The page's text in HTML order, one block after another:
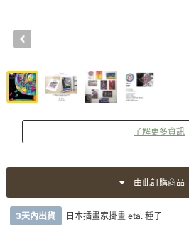
了解更多資訊
由此訂購商品
3天內出貨 日本插畫家掛畫 eta. 種子